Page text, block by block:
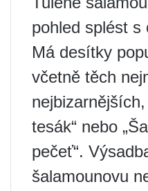
pohled splést s
Má desítky
včetně těch
tesák“ nebo
pečeť“.
šalamounovu